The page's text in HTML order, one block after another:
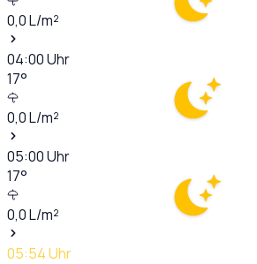
0,0L/m²
04:00Uhr
17°
0,0L/m²
05:00Uhr
17°
0,0L/m²
05:54Uhr